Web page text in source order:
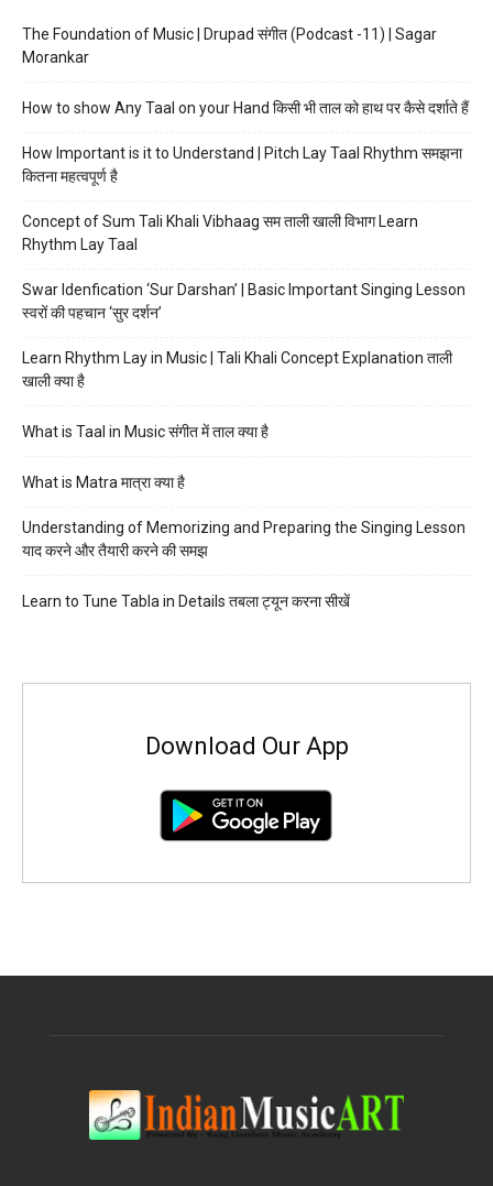
The Foundation of Music | Drupad संगीत (Podcast -11) | Sagar
Morankar
How to show Any Taal on your Hand किसी भी ताल को हाथ पर कैसे दर्शाते हैं
How Important is it to Understand | Pitch Lay Taal Rhythm समझना
कितना महत्वपूर्ण है
Concept of Sum Tali Khali Vibhaag सम ताली खाली विभाग Learn
Rhythm Lay Taal
Swar Idenfication ‘Sur Darshan’ | Basic Important Singing Lesson
स्वरों की पहचान ‘सुर दर्शन’
Learn Rhythm Lay in Music | Tali Khali Concept Explanation ताली
खाली क्या है
What is Taal in Music संगीत में ताल क्या है
What is Matra मात्रा क्या है
Understanding of Memorizing and Preparing the Singing Lesson
याद करने और तैयारी करने की समझ
Learn to Tune Tabla in Details तबला ट्यून करना सीखें
Download Our App